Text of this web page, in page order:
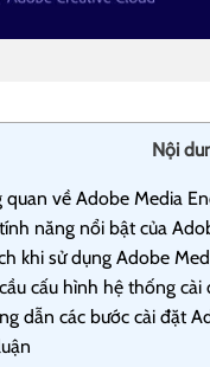
Nội
quan về Adobe Media
năng nổi bật của
khi sử dụng Adobe
cấu hình hệ thống
dẫn các bước cài đặt